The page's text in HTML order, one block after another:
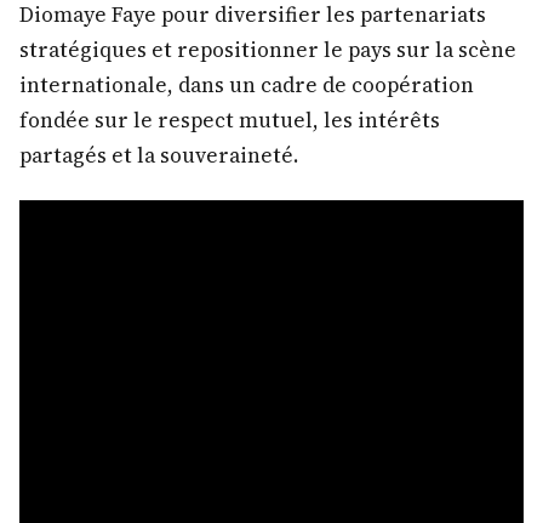
Diomaye Faye pour diversifier les partenariats
stratégiques et repositionner le pays sur la scène
internationale, dans un cadre de coopération
fondée sur le respect mutuel, les intérêts
partagés et la souveraineté.